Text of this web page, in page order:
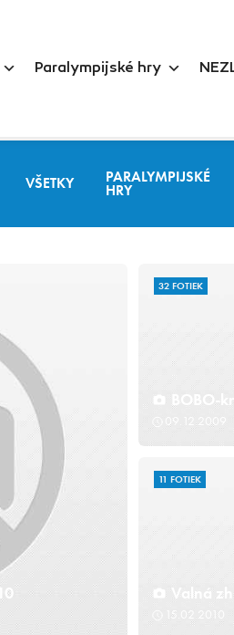
Paralympijské hry
VŠETKY PARALYMPIJSKÉ
HRY
11 FOTIEK
Valná
15.02.2010
32 FOTIEK
BOBO-
09.12.2009